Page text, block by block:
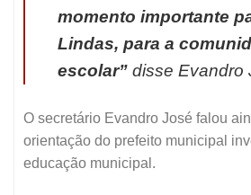
momento importante
Lindas, para a
escolar” disse Evandro
O secretário Evandro José falou
orientação do prefeito municipal
educação municipal.